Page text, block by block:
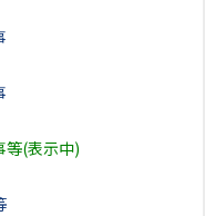
等(表示中)